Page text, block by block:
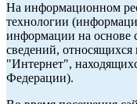
На информационном
технологии
информации на основе
сведений, относящихся
"Интернет",
Федерации).